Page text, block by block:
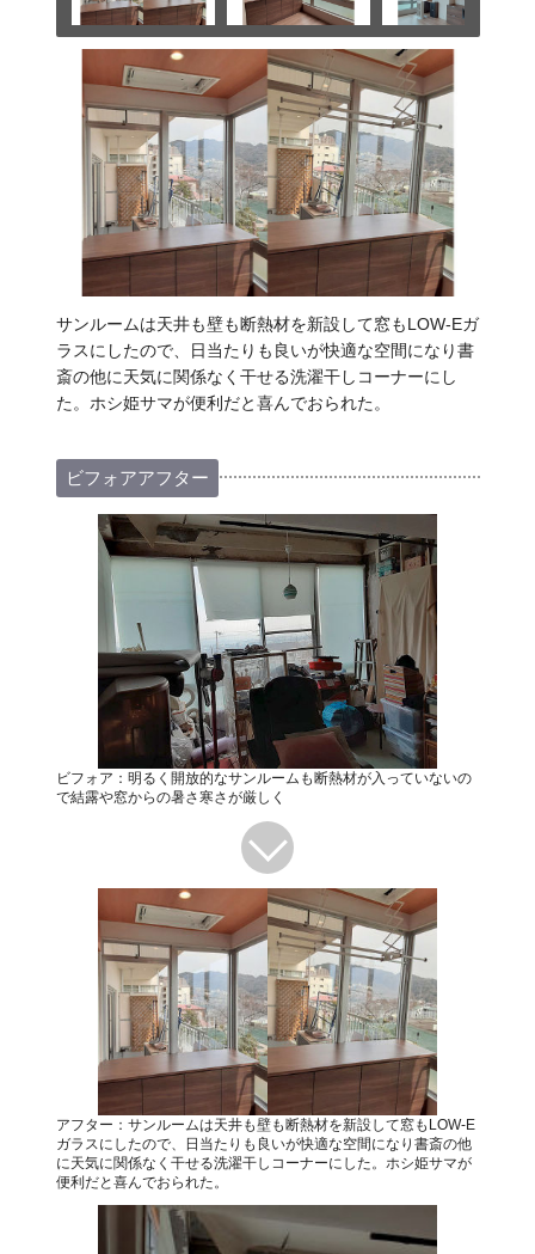
サンルームは天井も壁も断熱材を新設して窓もLOW-Eガ
ラスにしたので、日当たりも良いが快適な空間になり書
斎の他に天気に関係なく干せる洗濯干しコーナーにし
た。ホシ姫サマが便利だと喜んでおられた。
ビフォアアフター
ビフォア：明るく開放的なサンルームも断熱材が入っていないの
で結露や窓からの暑さ寒さが厳しく
アフター：サンルームは天井も壁も断熱材を新設して窓もLOW-E
ガラスにしたので、日当たりも良いが快適な空間になり書斎の他
に天気に関係なく干せる洗濯干しコーナーにした。ホシ姫サマが
便利だと喜んでおられた。